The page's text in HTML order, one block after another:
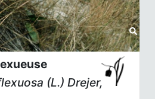
(L.) Drejer,